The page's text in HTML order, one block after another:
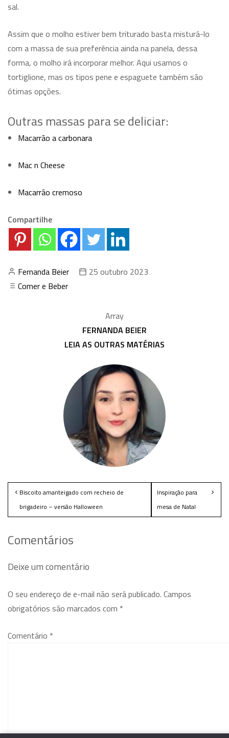
sal.
Assim que o molho estiver bem triturado basta misturá-lo
com a massa de sua preferência ainda na panela, dessa
forma, o molho irá incorporar melhor. Aqui usamos o
tortiglione, mas os tipos pene e espaguete também são
ótimas opções.
Outras massas para se deliciar:
Macarrão a carbonara
Mac n Cheese
Macarrão cremoso
Compartilhe
Fernanda Beier
25 outubro 2023
Comer e Beber
Array
FERNANDA BEIER
LEIA AS OUTRAS MATÉRIAS
Biscoito amanteigado com recheio de
brigadeiro – versão Halloween
Inspiração para
mesa de Natal
Comentários
Deixe um comentário
O seu endereço de e-mail não será publicado. Campos
obrigatórios são marcados com *
Comentário *